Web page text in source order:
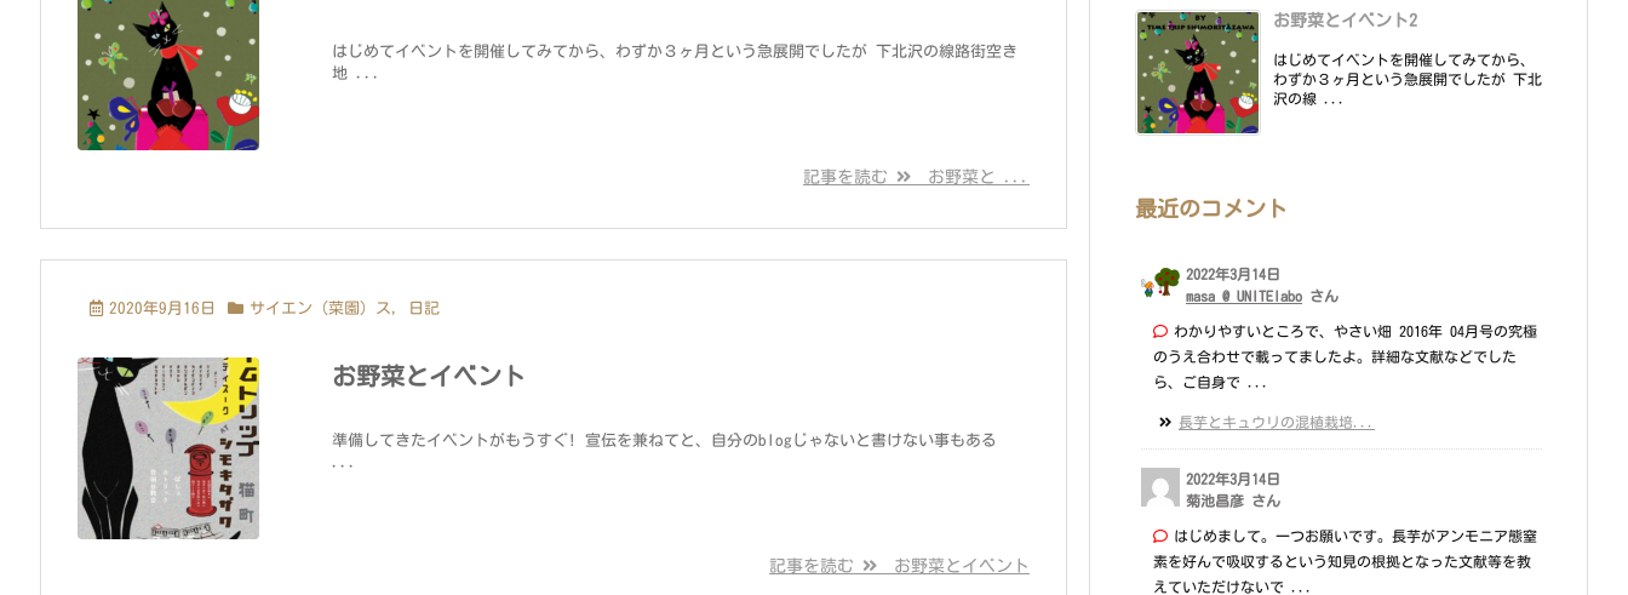
はじめてイベントを開催してみてから、わずか３ヶ月という急展開でしたが 下北沢の線路街空き
地 ...
記事を読む お野菜と ...
2020年9月16日 サイエン（菜園）ス, 日記
お野菜とイベント
準備してきたイベントがもうすぐ! 宣伝を兼ねてと、自分のblogじゃないと書けない事もある
...
記事を読む お野菜とイベント
お野菜とイベント2
はじめてイベントを開催してみてから、
わずか３ヶ月という急展開でしたが 下北
沢の線 ...
最近のコメント
2022年3月14日
masa @ UNITElabo さん
わかりやすいところで、やさい畑 2016年 04月号の究極
のうえ合わせで載ってましたよ。詳細な文献などでした
ら、ご自身で ...
長芋とキュウリの混植栽培...
2022年3月14日
菊池昌彦 さん
はじめまして。一つお願いです。長芋がアンモニア態窒
素を好んで吸収するという知見の根拠となった文献等を教
えていただけないで ...